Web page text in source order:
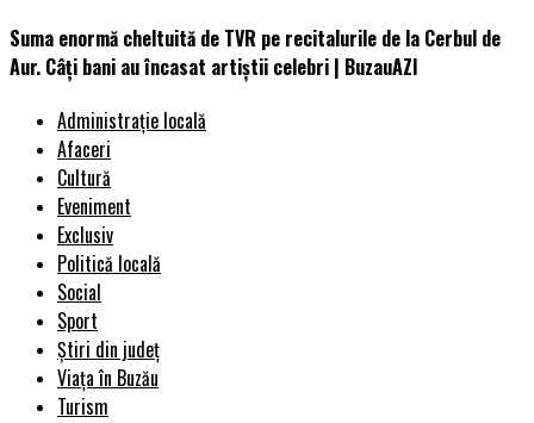
Suma enormă cheltuită de TVR pe recitalurile de la Cerbul de
Aur. Câți bani au încasat artiștii celebri | BuzauAZI
Administrație locală
Afaceri
Cultură
Eveniment
Exclusiv
Politică locală
Social
Sport
Știri din județ
Viața în Buzău
Turism